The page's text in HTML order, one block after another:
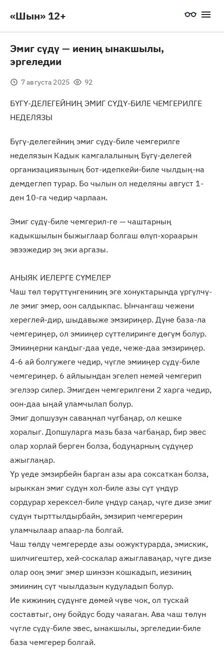
«Шын» 12+
Эмиг сүдү — иениң ынакшылы,
эргеледии
7 августа 2025 92
БҮГҮ-ДЕЛЕГЕЙНИҢ ЭМИГ СҮДҮ-БИЛЕ ЧЕМГЕРИЛГЕ
НЕДЕЛЯЗЫ
Бүгү-делегейниң эмиг сүдү-биле чемгерилге
неделязын Кадык камгалалының Бүгү-делегей
организациязының бот-идепкейи-биле чылдың-на
демдеглеп турар. Бо чылын ол неделяны август 1-
ден 10-га чедир чарлаан.
Эмиг сүдү-биле чемгерил-ге — чаштарның
кадыкшылын быжыглаар болгаш өлүп-хораарын
эвээжедир эң эки аргазы.
АНЫЯК ИЕЛЕРГЕ СҮМЕЛЕР
Чаш төл төрүттүнгениниң эге хонуктарында үргүлчү-
ле эмиг эмер, оон салдыкпас. Ынчангаш чежени
хереглей-дир, шыдавыже эмзириңер. Дүне база-ла
чемгериңер, ол эмииңер сүттелиринге дөгүм болур.
Эмииңерни кандыг-даа үеде, чеже-даа эмзириңер.
4-6 ай болгужеге чедир, чүгле эмииңер сүдү-биле
чемгериңер. 6 айлыындан эгелеп немей чемгерип
эгелээр силер. Эмигден чемгерилгени 2 харга чедир,
оон-даа ыңай уламчылап болур.
Эмиг допшузун саваңнап чугбаңар, ол кешке
хоралыг. Допшуларга мазь база чагбаңар, бир эвес
олар хорлай берген болза, бодуңарның сүдүңер
ажыглаңар.
Үр үеде эмзирбейн барган азы ара соксаткан болза,
ырыккан эмиг сүдүн хол-биле азы сүт үндүр
сордурар херексел-биле үндүр саңар, чүге дизе эмиг
сүдүн тырттылдырбайн, эмзирип чемгерерин
уламчылаар апаар-ла болгай.
Чаш төлдү чемгерерде азы оожуктурарда, эмискик,
шилчигештер, хей-соскалар ажыглаваңар, чүге дизе
олар ооң эмиг эмер шинээн кошкадып, иезиниң
эмииниң сүт чыылдазын кудуладып болур.
Ие кижиниң сүдүнге дөмей чүве чок, ол тускай
составтыг, ону бойдус боду чаяаган. Ава чаш төлүн
чүгле сүдү-биле эвес, ынакшылы, эргеледии-биле
база чемгерер болгай.